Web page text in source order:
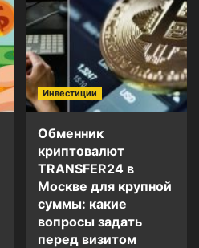
Инвестиции
Обменник
криптовалют
TRANSFER24 в
Москве для крупной
суммы: какие
вопросы задать
перед визитом